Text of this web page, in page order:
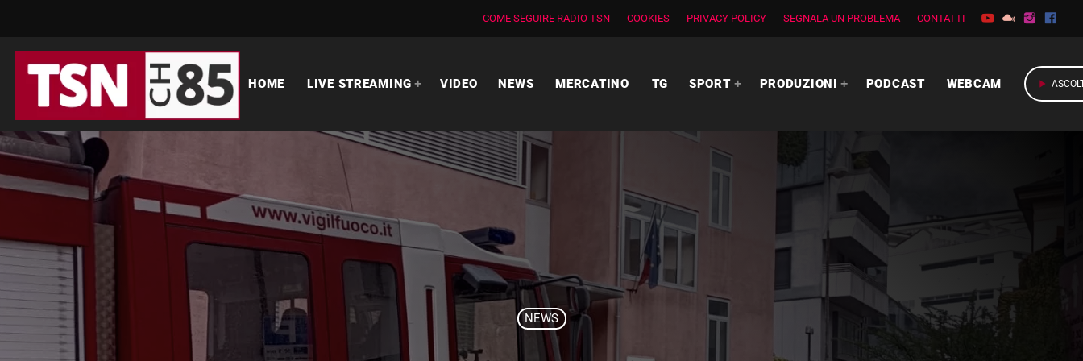
COME SEGUIRE RADIO TSN COOKIES PRIVACY POLICY SEGNALA UN PROBLEMA CONTATTI
HOME LIVE STREAMING VIDEO NEWS MERCATINO TG SPORT PRODUZIONI PODCAST WEBCAM play_arrow
NEWS